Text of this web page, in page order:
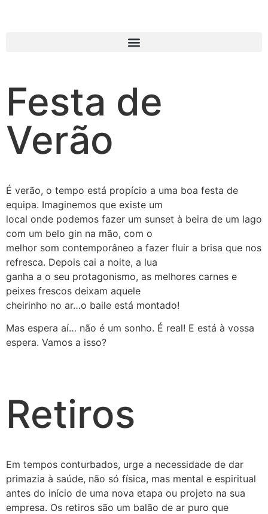
Festa de
Verão
É verão, o tempo está propício a uma boa festa de
equipa. Imaginemos que existe um
local onde podemos fazer um sunset à beira de um lago
com um belo gin na mão, com o
melhor som contemporâneo a fazer fluir a brisa que nos
refresca. Depois cai a noite, a lua
ganha a o seu protagonismo, as melhores carnes e
peixes frescos deixam aquele
cheirinho no ar…o baile está montado!
Mas espera aí… não é um sonho. É real! E está à vossa
espera. Vamos a isso?
Retiros
Em tempos conturbados, urge a necessidade de dar
primazia à saúde, não só física, mas mental e espiritual
antes do início de uma nova etapa ou projeto na sua
empresa. Os retiros são um balão de ar puro que